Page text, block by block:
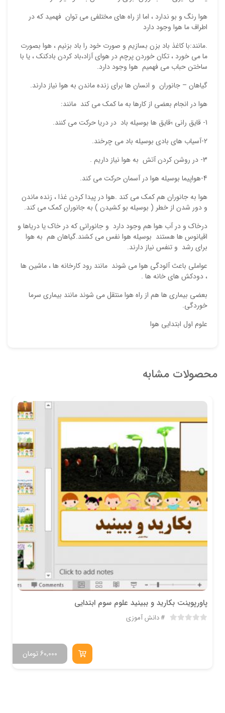
هوا رنگ و بو ندارد ، اما از راه های مختلفی می توان فهمید که در
اطراف ما هوا وجود دارد
.مانند:با کاغذ باد بزن بسازیم و صورت خود را باد بزنیم ، هوا بصورت
ما می خورد ، تکان خوردن پرچم در هوای آزاد،باد کردن بادکنک ، یا با
ساختن حباب می فهمیم هوا وجود دارد.
گیاهان – جانوران و انسان ها برای زنده ماندن به هوا نیاز دارند.
هوا در انجام بعضی از کارها به ما کمک می کند مانند:
1- قایق رانی ؛قایق ها بوسیله باد در دریا حرکت می کنند.
2-آسیاب های بادی بوسیله باد می چرخند.
3- در روشن کردن آتش به هوا نیاز داریم .
4-هواپیما بوسیله هوا در آسمان حرکت می کند.
هوا به جانوران هم کمک می کند .هوا در پیدا کردن غذا ، زنده ماندن
و دور شدن از خطر ( بوسیله بو کشیدن ) به جانوران کمک می کند.
درخاک و در آب هوا هم وجود دارد و جانورانی که در خاک یا دریاها و
اقیانوس ها هستند بوسیله هوا نفس می کشند.گیاهان هم به هوا
برای رشد و تنفس نیاز دارند.
عواملی باعث آلودگی هوا می شوند مانند رود کارخانه ها ، ماشین ها
، دودکش های خانه ها .
بعضی بیماری ها هم از راه هوا منتقل می شوند مانند بیماری سرما
خوردگی.
علوم اول ابتدایی هوا
محصولات مشابه
پاورپوینت بکارید و ببینید علوم سوم ابتدایی
دانش آموزی
تومان 60,000